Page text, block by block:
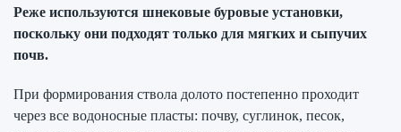
Реже используются шнековые буровые установки,
поскольку они подходят только для мягких и сыпучих
почв.
При формирования ствола долото постепенно проходит
через все водоносные пласты: почву, суглинок, песок,